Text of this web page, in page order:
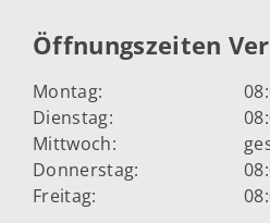
Öffnungszeiten
Montag:
Dienstag:
Mittwoch:
Donnerstag:
Freitag: